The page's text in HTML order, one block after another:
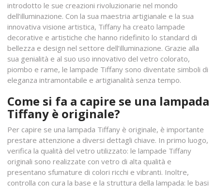
introdotto le sue creazioni rivoluzionarie nel mondo
dell’illuminazione. Con la sua maestria artigianale e la sua
innovativa visione artistica, Tiffany ha creato lampade
decorative e artistiche che hanno ridefinito lo standard di
bellezza e design nel settore dell’illuminazione. Grazie alla
sua genialità e al suo uso innovativo del vetro colorato,
piombo e rame, le lampade Tiffany sono diventate simboli di
eleganza intramontabile e artigianalità senza tempo.
Come si fa a capire se una lampada
Tiffany è originale?
Per capire se una lampada Tiffany è originale, è importante
prestare attenzione a diversi dettagli chiave. In primo luogo,
verifica la qualità del vetro utilizzato: le lampade Tiffany
originali sono realizzate con vetro di alta qualità e
presentano sfumature di colori ricchi e vibranti. Inoltre,
controlla con cura la base e la struttura della lampada: le basi